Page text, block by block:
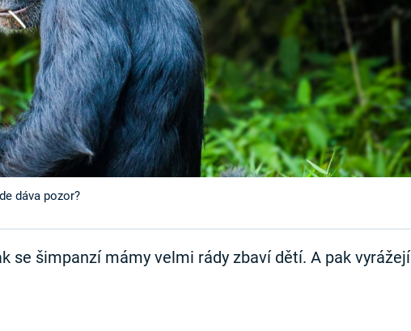
dáva pozor?
se šimpanzí mámy velmi rády zbaví dětí. A pak vyrážejí